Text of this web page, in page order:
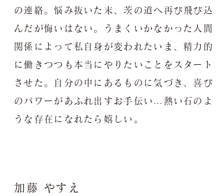
の連絡。悩み抜いた末、茨の道へ再び飛び込
んだが悔いはない。うまくいかなかった人間
関係によって私自身が変われたいま、精力的
に働きつつも本当にやりたいことをスタート
させた。自分の中にあるものに気づき、喜び
のパワーがあふれ出すお手伝い…熱い石のよ
うな存在になれたら嬉しい。
加藤 やすえ